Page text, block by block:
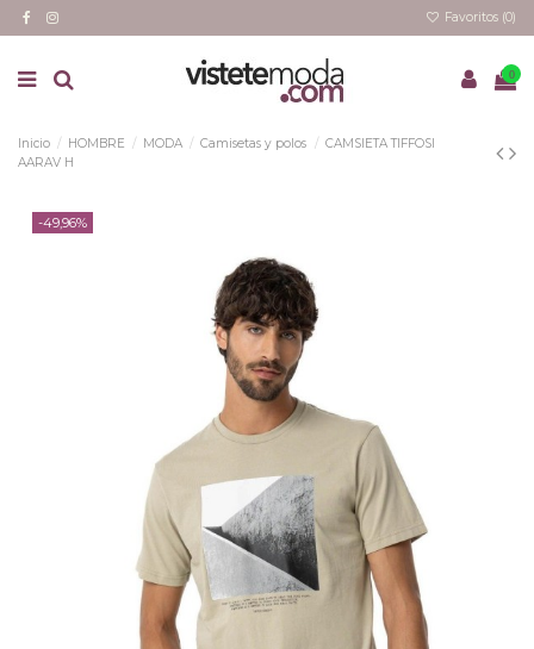
Favoritos (0)
0
Inicio HOMBRE MODA Camisetas y polos
CAMSIETA TIFFOSI
AARAV H
-49,96%